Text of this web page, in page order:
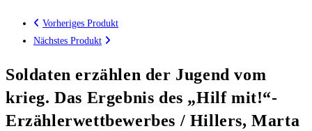
Vorheriges Produkt
Nächstes Produkt
Soldaten erzählen der Jugend vom
krieg. Das Ergebnis des „Hilf mit!“-
Erzählerwettbewerbes / Hillers, Marta